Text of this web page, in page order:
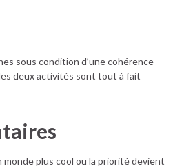
sous condition d’une cohérence
deux activités sont tout à fait
monde plus cool ou la priorité devient